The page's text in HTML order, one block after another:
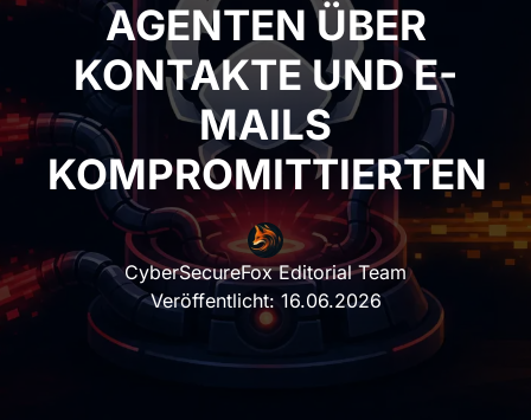
ÜBER KONTAKTE UND
E-MAILS
KOMPROMITTIERTEN
CyberSecureFox Editorial Team
Veröffentlicht:16.06.2026